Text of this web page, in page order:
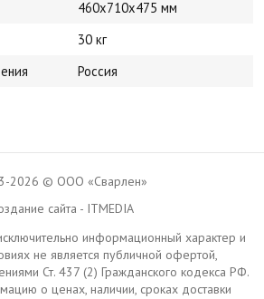
460х710х475 мм
30 кг
Россия
2026 © ООО «Сварлен»
сайта - ITMEDIA
информационный характер и
не является публичной офертой,
Ст. 437 (2) Гражданского кодекса РФ.
о ценах, наличии, сроках доставки